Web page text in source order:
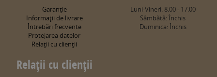
Garanţie
Informaţii de livrare
Întrebări frecvente
Protejarea datelor
Relaţii cu clienţii
Luni-Vineri: 8:00 - 17:00
Sâmbătă: Închis
Duminica: Închis
Relaţii cu clienţii